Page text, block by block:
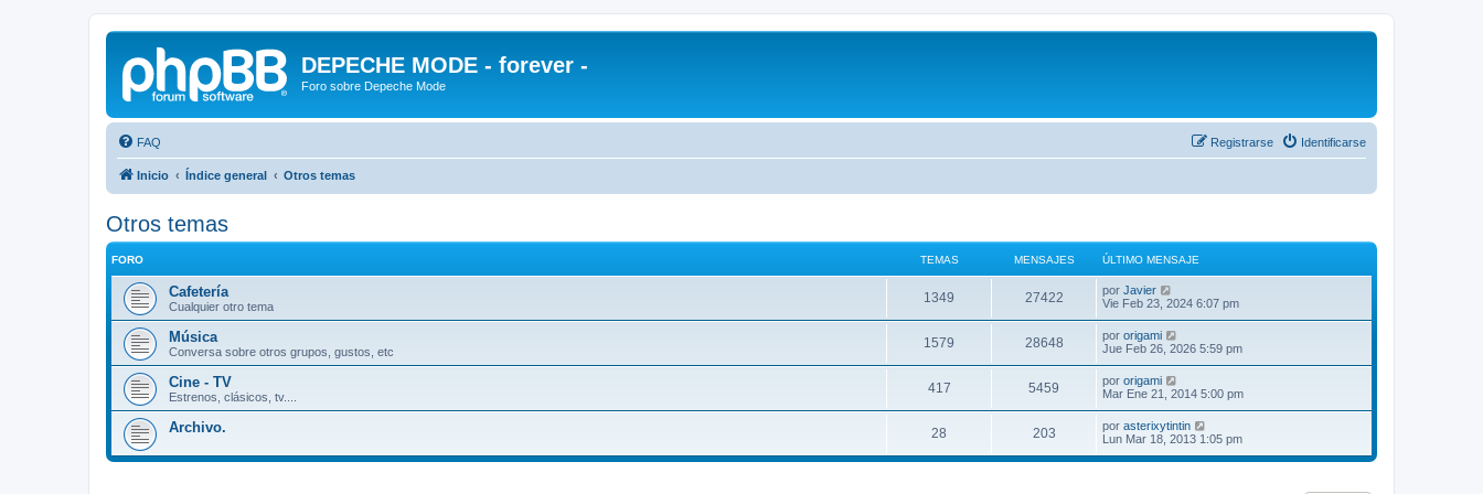
DEPECHE MODE - forever -
Foro sobre Depeche Mode
FAQ Identificarse
Registrarse
Inicio Índice general Otros temas
Otros temas
FORO TEMAS MENSAJES ÚLTIMO MENSAJE
Cafetería
Cualquier otro tema
1349 27422 por Javier
e
ú
l
t
i
m
o
m
e
n
s
a
Vie Feb 23, 2024 6:07 pm
Música
Conversa sobre otros grupos, gustos, etc
1579 28648 por origami
e
l
t
i
m
o
m
e
Jue Feb 26, 2026 5:59 pm
Cine - TV
Estrenos, clásicos, tv....
417 5459 por origami
e
ú
l
t
i
Mar Ene 21, 2014 5:00 pm
Archivo. 28 203 por asterixytintin
e
ú
Lun Mar 18, 2013 1:05 pm